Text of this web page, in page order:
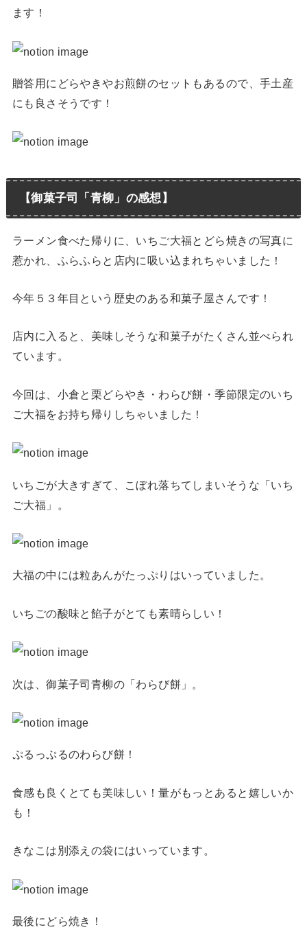
ます！
贈答用にどらやきやお煎餅のセットもあるので、手土産
にも良さそうです！
【御菓子司「青柳」の感想】
ラーメン食べた帰りに、いちご大福とどら焼きの写真に
惹かれ、ふらふらと店内に吸い込まれちゃいました！
今年５３年目という歴史のある和菓子屋さんです！
店内に入ると、美味しそうな和菓子がたくさん並べられ
ています。
今回は、小倉と栗どらやき・わらび餅・季節限定のいち
ご大福をお持ち帰りしちゃいました！
いちごが大きすぎて、こぼれ落ちてしまいそうな「いち
ご大福」。
大福の中には粒あんがたっぷりはいっていました。
いちごの酸味と餡子がとても素晴らしい！
次は、御菓子司青柳の「わらび餅」。
ぷるっぷるのわらび餅！
食感も良くとても美味しい！量がもっとあると嬉しいか
も！
きなこは別添えの袋にはいっています。
最後にどら焼き！